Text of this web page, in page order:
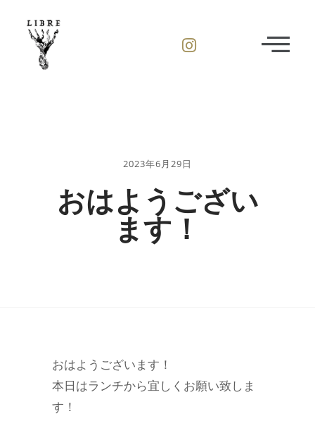
2023年6月29日
おはようござい
ます！
おはようございます！
本日はランチから宜しくお願い致しま
す！